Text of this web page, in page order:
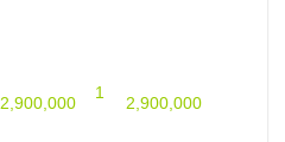
2,900,000
1
2,900,000